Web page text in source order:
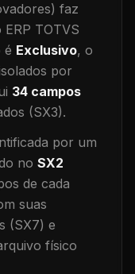
faz
TOTVS
é Exclusivo, o
por
34 campos
(SX3).
por um
no SX2
de cada
suas
(SX7) e
físico